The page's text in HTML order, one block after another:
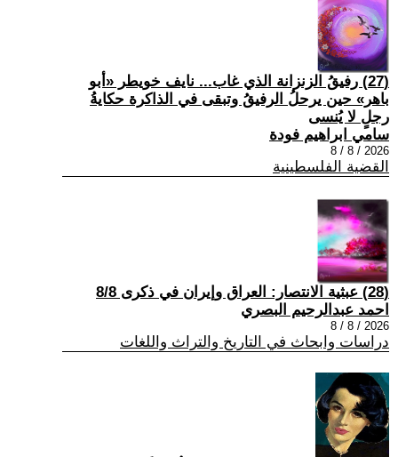
(27) رفيقُ الزنزانة الذي غاب... نايف خويطر «أبو
باهر» حين يرحلُ الرفيقُ وتبقى في الذاكرة حكايةُ
رجلٍ لا يُنسى
سامي ابراهيم فودة
2026 / 8 / 8
القضية الفلسطينية
(28) عبثية الانتصار: العراق وإيران في ذكرى 8/8
احمد عبدالرحيم البصري
2026 / 8 / 8
دراسات وابحاث في التاريخ والتراث واللغات